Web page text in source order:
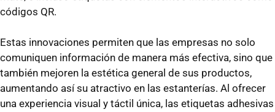
códigos QR.
Estas innovaciones permiten que las empresas no solo
comuniquen información de manera más efectiva, sino que
también mejoren la estética general de sus productos,
aumentando así su atractivo en las estanterías. Al ofrecer
una experiencia visual y táctil única, las etiquetas adhesivas